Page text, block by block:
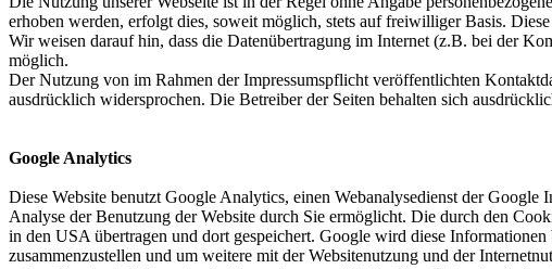
erhoben werden, erfolgt dies, soweit möglich, stets auf freiwilliger Basis.
Wir weisen darauf hin, dass die Datenübertragung im Internet (z.B. bei der
möglich.
Der Nutzung von im Rahmen der Impressumspflicht veröffentlichten
ausdrücklich widersprochen. Die Betreiber der Seiten behalten sich
Google Analytics
Diese Website benutzt Google Analytics, einen Webanalysedienst der
Analyse der Benutzung der Website durch Sie ermöglicht. Die durch den
in den USA übertragen und dort gespeichert. Google wird diese
zusammenzustellen und um weitere mit der Websitenutzung und der